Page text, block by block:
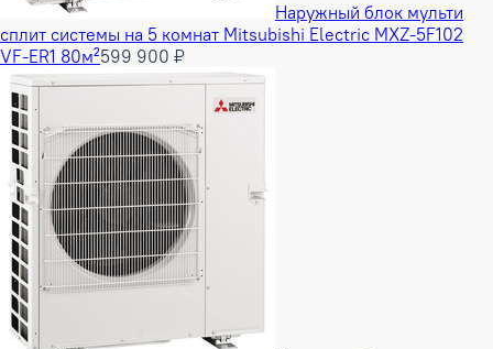
Наружный блок мульти
сплит системы на 5 комнат Mitsubishi Electric MXZ-5F102
VF-ER1 80м²599 900 ₽